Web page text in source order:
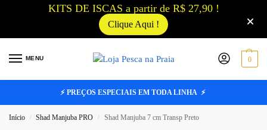
KITS DE ISCAS a partir de R$ 27,90 !
Clique Aqui !
MENU 0
⚡ PREÇOS ESPECIAIS EM TODA LINHA ⚡
Início / Shad Manjuba PRO / Shad Manjuba 7 cm Transp Preto